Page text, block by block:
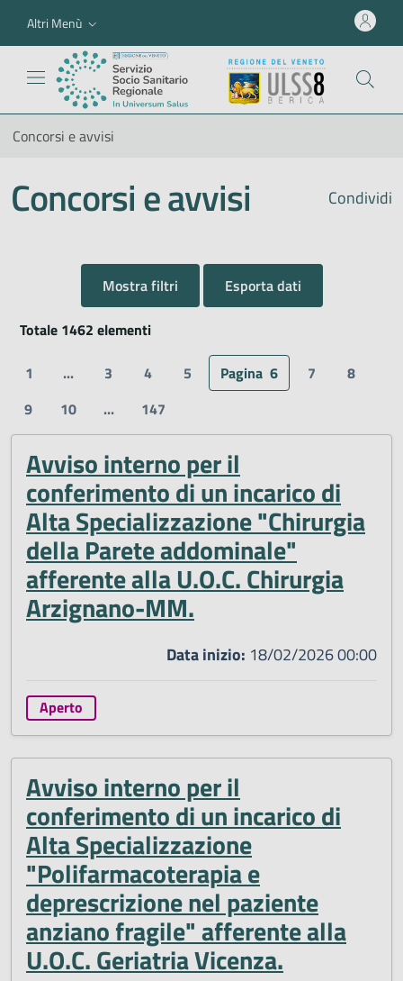
Altri Menù
Concorsi e avvisi
Condividi
Concorsi e avvisi
Mostra filtri Esporta dati
Totale 1462 elementi
1
... 3 4 5 Pagina 6 7
8
9
10 ... 147
Avviso interno per il
conferimento di un incarico di
Alta Specializzazione "Chirurgia
della Parete addominale"
afferente alla U.O.C. Chirurgia
Arzignano-MM.
Data inizio: 18/02/2026 00:00
Aperto
Avviso interno per il
conferimento di un incarico di
Alta Specializzazione
"Polifarmacoterapia e
deprescrizione nel paziente
anziano fragile" afferente alla
U.O.C. Geriatria Vicenza.